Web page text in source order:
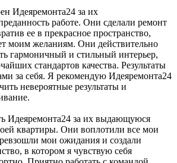
Идеяремонта24 за их
работе. Они сделали ремонт
ее в прекрасное пространство,
моим желаниям. Они действительно
гармоничный и стильный интерьер,
стандартов качества. Результаты
за себя. Я рекомендую Идеяремонта24
невероятные результаты и
Идеяремонта24 за их выдающуюся
квартиры. Они воплотили все мои
мои ожидания и создали
в котором я чувствую себя